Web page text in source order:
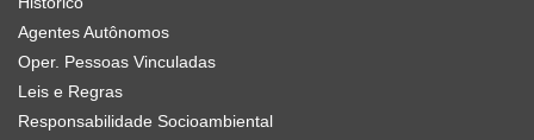
Agentes Autônomos
Oper. Pessoas Vinculadas
Leis e Regras
Responsabilidade Socioambiental